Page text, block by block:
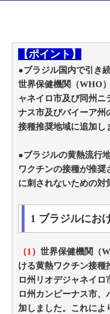
【ポイント】
●ブラジル国内で引き
世界保健機関（WHO
ャネイロ市及び同州
ナス市及びバイーア州
接種推奨地域に追加し
●ブラジルの黄熱流行
ワクチンの接種が推
に刺されないための対
1 ブラジルにお
（1） 世界保健機関（
ける黄熱ワクチン接種
ロ州リオデジャネイロ
ロ州カンピーナス市
加しました。これによ